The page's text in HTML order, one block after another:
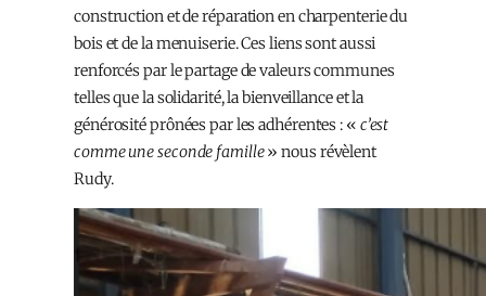
construction et de réparation en charpenterie du
bois et de la menuiserie. Ces liens sont aussi
renforcés par le partage de valeurs communes
telles que la solidarité, la bienveillance et la
générosité prônées par les adhérent·es : « c’est
comme une seconde famille» nous révèlent
Rudy.